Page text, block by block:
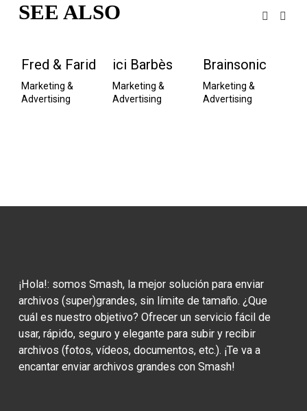
SEE ALSO
Fred & Farid
Marketing &
Advertising
ici Barbès
Marketing &
Advertising
Brainsonic
Marketing &
Advertising
¡Hola!: somos Smash, la mejor solución para enviar
archivos (super)grandes, sin límite de tamaño. ¿Que
cuál es nuestro objetivo? Ofrecer un servicio fácil de
usar, rápido, seguro y elegante para subir y recibir
archivos (fotos, vídeos, documentos, etc.). ¡Te va a
encantar enviar archivos grandes con Smash!